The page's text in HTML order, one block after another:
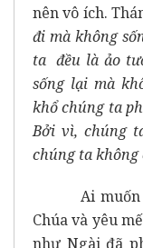
nên vô ích.
đi mà không
ta đều là ảo
sống lại mà
khổ chúng ta
Bởi vì, chúng
chúng ta không
Ai muốn
Chúa và yêu
như Ngài đã